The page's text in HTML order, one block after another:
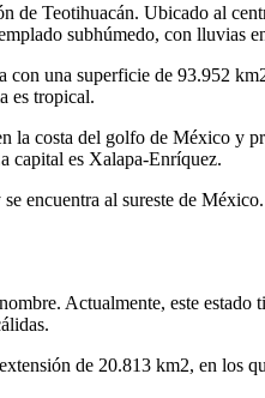
Teotihuacán. Ubicado al
subhúmedo, con lluvias
una superficie de 93.952
es tropical.
costa del golfo de México y
capital es Xalapa-Enríquez.
encuentra al sureste de
Actualmente, este
de 20.813 km2, en los